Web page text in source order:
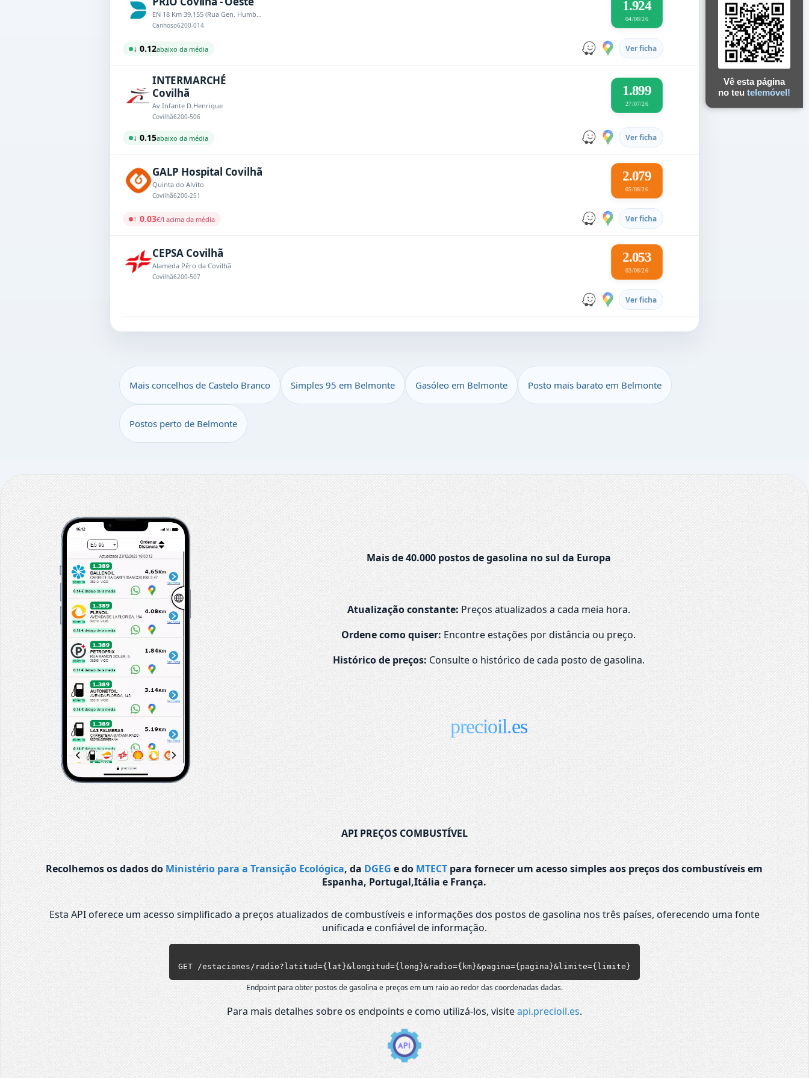
Vê esta página
no teu telemóvel!
EN 18 Km 39,155 (Rua Gen. Humberto Delgado)
Canhoso6200-014
1.924
04/08/26
↓ 0.12abaixo da média Ver ficha
INTERMARCHÉ
Covilhã
Av.Infante D.Henrique
Covilhã6200-506
1.899
27/07/26
↓ 0.15abaixo da média Ver ficha
GALP Hospital Covilhã
Quinta do Alvito
Covilhã6200-251
2.079
05/08/26
↑ 0.03€/l acima da média Ver ficha
CEPSA Covilhã
Alameda Pêro da Covilhã
Covilhã6200-507
2.053
03/08/26
Ver ficha
Mais concelhos de Castelo Branco Simples 95 em Belmonte Gasóleo em Belmonte Posto mais barato em Belmonte
Postos perto de Belmonte
Mais de 40.000 postos de gasolina no sul da Europa
Atualização constante: Preços atualizados a cada meia hora.
Ordene como quiser:Encontre estações por distância ou preço.
Histórico de preços: Consulte o histórico de cada posto de gasolina.
precioil.es
API PREÇOS COMBUSTÍVEL
Recolhemos os dados do Ministério para a Transição Ecológica, da DGEG e doMTECT para fornecer um acesso simples aos preços dos combustíveis em
Espanha, Portugal,Itália e França.
Esta API oferece um acesso simplificado a preços atualizados de combustíveis e informações dos postos de gasolina nos três países, oferecendo uma fonte
unificada e confiável de informação.
GET /estaciones/radio?latitud={lat}&longitud={long}&radio={km}&pagina={pagina}&limite={limite}
Endpoint para obter postos de gasolina e preços em um raio ao redor das coordenadas dadas.
Para mais detalhes sobre os endpoints e como utilizá-los, visiteapi.precioil.es.